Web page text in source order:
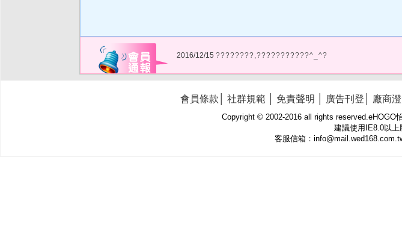
2016/12/15 ????????,???????????^_^?
會員條款 社群規範 免責聲明 廣告刊登 廠商
Copyright © 2002-2016 all rights reserved.eHOGO
建議使用IE8.0以
客服信箱：